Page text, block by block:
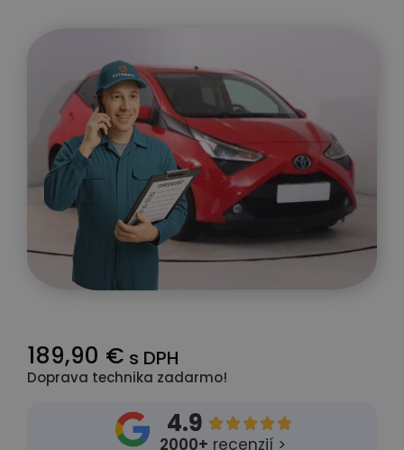
189,90 € s DPH
Doprava technika zadarmo!
4.9 
2000+ recenzií >